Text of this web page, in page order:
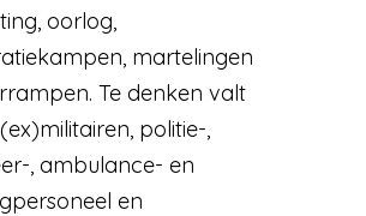
oorlog,
martelingen
Te denken valt
politie-,
, ambulance- en
en